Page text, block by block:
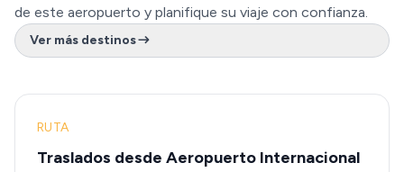
de este aeropuerto y planifique su viaje con confianza.
Ver más destinos
RUTA
Traslados desde Aeropuerto Internacional